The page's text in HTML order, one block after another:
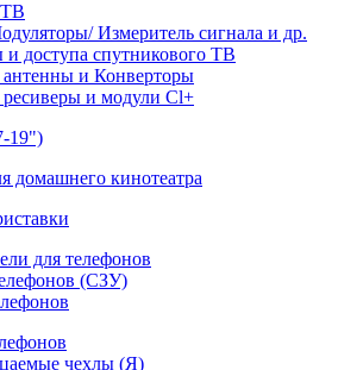
ТВ
Измеритель сигнала и др.
доступа спутникового ТВ
и Конверторы
и модули Cl+
19")
домашнего кинотеатра
для телефонов
(СЗУ)
чехлы (Я)